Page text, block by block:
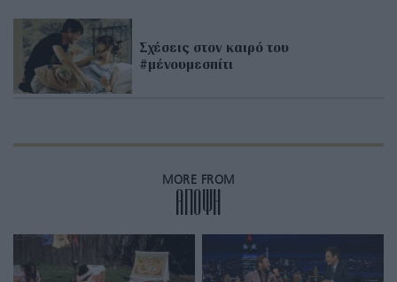
Σχέσεις στον καιρό του
#μένουμεσπίτι
MORE FROM
ΑΠΟΨΗ